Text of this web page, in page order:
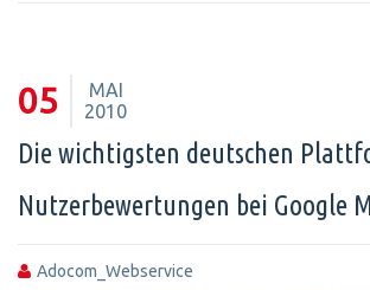
05
MAI
2010
Die wichtigsten deutschen
Nutzerbewertungen bei Google
Adocom_Webservice